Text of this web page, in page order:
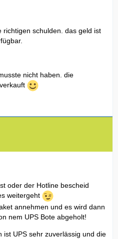
richtigen schulden. das geld ist
nicht haben. die
oder der Hotline bescheid
weitergeht
annehmen und es wird dann
nem UPS Bote abgeholt!
ist UPS sehr zuverlässig und die